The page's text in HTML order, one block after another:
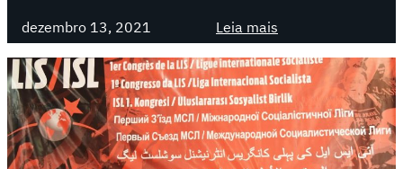
e
m
f
r
e
n
I
S
:
A
l
u
dezembro 13, 2021 Leia mais
1
°
C
o
n
g